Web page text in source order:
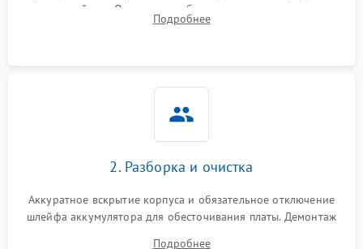
устройства. Оценка потребления тока с помощью
лабораторного блока питания для локализации проблемы.
Подробнее
2. Разборка и очистка
Аккуратное вскрытие корпуса и обязательное отключение
шлейфа аккумулятора для обесточивания платы. Демонтаж
Подробнее